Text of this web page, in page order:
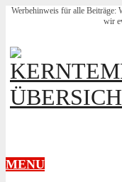
Werbehinweis für alle Beiträge:
wir
MENU